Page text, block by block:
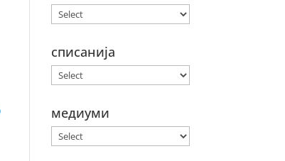
списанија
медиуми